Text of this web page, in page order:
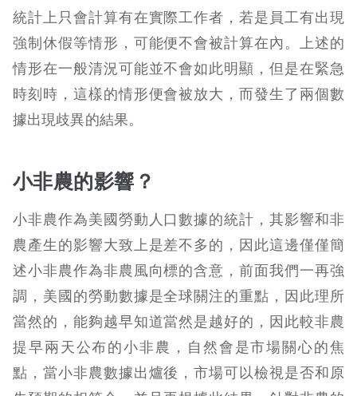
統計上只會計算有在實際工作者，若是員工有出現
強制休假等情形，可能便不會被計算在內。上述的
情形在一般清況可能並不會如此明顯，但是在緊急
時刻時，這樣的情形便會被放大，而發生了兩個數
據出現歧異的結果。
小非農的影響？
小非農作為美國勞動人口數據的統計，其影響和非
農產生的影響大致上是差不多的，因此這邊僅僅簡
述小非農作為非農風向標的含意，前面我們一再強
調，美國的勞動數據是全球關注的重點，因此理所
當然的，能夠越早知道當然是越好的，因此較非農
提早兩天公布的小非農，自然會是市場關心的焦
點，當小非農數據出爐後，市場可以檢視是否和原